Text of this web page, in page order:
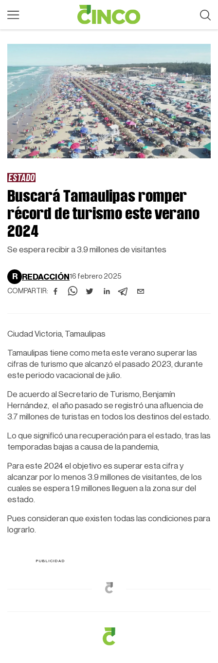
ESTADO
Buscará Tamaulipas romper
récord de turismo este verano
2024
Se espera recibir a 3.9 millones de visitantes
R REDACCIÓN 16 febrero 2025
COMPARTIR:
Ciudad Victoria, Tamaulipas
Tamaulipas tiene como meta este verano superar las
cifras de turismo que alcanzó el pasado 2023, durante
este periodo vacacional de julio.
De acuerdo al Secretario de Turismo, Benjamín
Hernández, el año pasado se registró una afluencia de
3.7 millones de turistas en todos los destinos del estado.
Lo que significó una recuperación para el estado, tras las
temporadas bajas a causa de la pandemia,
Para este 2024 el objetivo es superar esta cifra y
alcanzar por lo menos 3.9 millones de visitantes, de los
cuales se espera 1.9 millones lleguen a la zona sur del
estado.
Pues consideran que existen todas las condiciones para
lograrlo.